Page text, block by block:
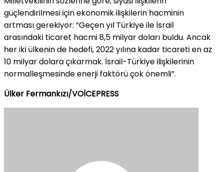
güçlendirilmesi için ekonomik ilişkilerin hacminin
artması gerekiyor: “Geçen yıl Türkiye ile İsrail
arasındaki ticaret hacmi 8,5 milyar doları buldu. Ancak
her iki ülkenin de hedefi, 2022 yılına kadar ticareti en az
10 milyar dolara çıkarmak. İsrail-Türkiye ilişkilerinin
normalleşmesinde enerji faktörü çok önemli”.
Ülker Fermankızı/VOİCEPRESS